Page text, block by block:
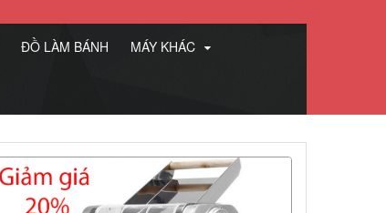
ĐỒ LÀM BÁNH MÁY KHÁC